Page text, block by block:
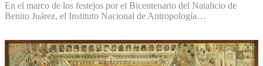
En el marco de los festejos por el Bicentenario del Natalicio de
Benito Juárez, el Instituto Nacional de Antropología…